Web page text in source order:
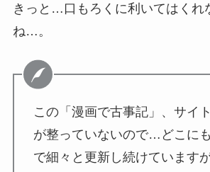
きっと…口もろくに利いてはくれ
ね…。
この「漫画で古事記」、サイ
が整っていないので…どこに
で細々と更新し続けています